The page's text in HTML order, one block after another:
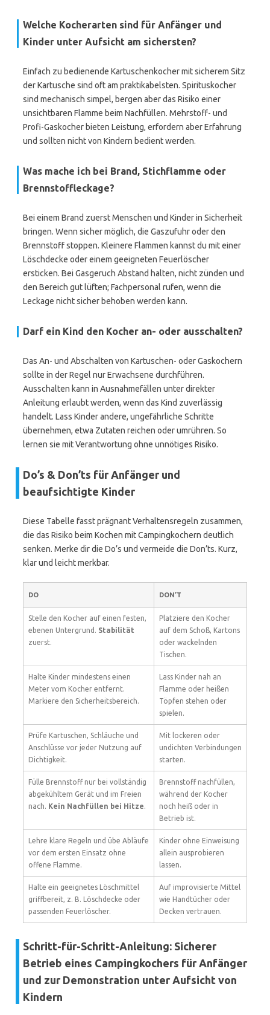
Welche Kocherarten sind für Anfänger und
Kinder unter Aufsicht am sichersten?
Einfach zu bedienende Kartuschenkocher mit sicherem Sitz
der Kartusche sind oft am praktikabelsten. Spirituskocher
sind mechanisch simpel, bergen aber das Risiko einer
unsichtbaren Flamme beim Nachfüllen. Mehrstoff- und
Profi-Gaskocher bieten Leistung, erfordern aber Erfahrung
und sollten nicht von Kindern bedient werden.
Was mache ich bei Brand, Stichflamme oder
Brennstoffleckage?
Bei einem Brand zuerst Menschen und Kinder in Sicherheit
bringen. Wenn sicher möglich, die Gaszufuhr oder den
Brennstoff stoppen. Kleinere Flammen kannst du mit einer
Löschdecke oder einem geeigneten Feuerlöscher
ersticken. Bei Gasgeruch Abstand halten, nicht zünden und
den Bereich gut lüften; Fachpersonal rufen, wenn die
Leckage nicht sicher behoben werden kann.
Darf ein Kind den Kocher an- oder ausschalten?
Das An- und Abschalten von Kartuschen- oder Gaskochern
sollte in der Regel nur Erwachsene durchführen.
Ausschalten kann in Ausnahmefällen unter direkter
Anleitung erlaubt werden, wenn das Kind zuverlässig
handelt. Lass Kinder andere, ungefährliche Schritte
übernehmen, etwa Zutaten reichen oder umrühren. So
lernen sie mit Verantwortung ohne unnötiges Risiko.
Do’s & Don’ts für Anfänger und
beaufsichtigte Kinder
Diese Tabelle fasst prägnant Verhaltensregeln zusammen,
die das Risiko beim Kochen mit Campingkochern deutlich
senken. Merke dir die Do’s und vermeide die Don’ts. Kurz,
klar und leicht merkbar.
DO DON’T
Stelle den Kocher auf einen festen,
ebenen Untergrund. Stabilität
zuerst.
Platziere den Kocher
auf dem Schoß, Kartons
oder wackelnden
Tischen.
Halte Kinder mindestens einen
Meter vom Kocher entfernt.
Markiere den Sicherheitsbereich.
Lass Kinder nah an
Flamme oder heißen
Töpfen stehen oder
spielen.
Prüfe Kartuschen, Schläuche und
Anschlüsse vor jeder Nutzung auf
Dichtigkeit.
Mit lockeren oder
undichten Verbindungen
starten.
Fülle Brennstoff nur bei vollständig
abgekühltem Gerät und im Freien
nach. Kein Nachfüllen bei Hitze.
Brennstoff nachfüllen,
während der Kocher
noch heiß oder in
Betrieb ist.
Lehre klare Regeln und übe Abläufe
vor dem ersten Einsatz ohne
offene Flamme.
Kinder ohne Einweisung
allein ausprobieren
lassen.
Halte ein geeignetes Löschmittel
griffbereit, z. B. Löschdecke oder
passenden Feuerlöscher.
Auf improvisierte Mittel
wie Handtücher oder
Decken vertrauen.
Schritt-für-Schritt-Anleitung: Sicherer
Betrieb eines Campingkochers für Anfänger
und zur Demonstration unter Aufsicht von
Kindern